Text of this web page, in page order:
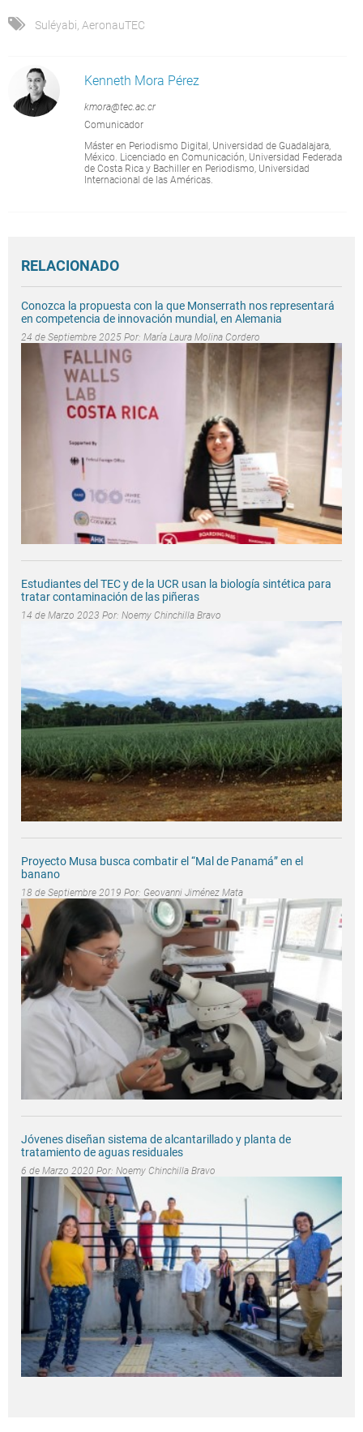
Suléyabi, AeronauTEC
Kenneth Mora Pérez
kmora@tec.ac.cr
Comunicador
Máster en Periodismo Digital, Universidad de Guadalajara,
México. Licenciado en Comunicación, Universidad Federada
de Costa Rica y Bachiller en Periodismo, Universidad
Internacional de las Américas.
RELACIONADO
Conozca la propuesta con la que Monserrath nos representará
en competencia de innovación mundial, en Alemania
24 de Septiembre 2025 Por: María Laura Molina Cordero
Estudiantes del TEC y de la UCR usan la biología sintética para
tratar contaminación de las piñeras
14 de Marzo 2023 Por: Noemy Chinchilla Bravo
Proyecto Musa busca combatir el “Mal de Panamá” en el
banano
18 de Septiembre 2019 Por: Geovanni Jiménez Mata
Jóvenes diseñan sistema de alcantarillado y planta de
tratamiento de aguas residuales
6 de Marzo 2020 Por: Noemy Chinchilla Bravo